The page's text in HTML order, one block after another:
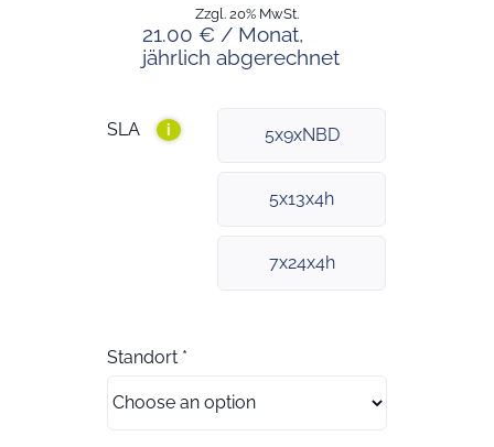
21.00 € / Monat,
jährlich abgerechnet
Zzgl. 20% MwSt.
SLA i 5x9xNBD
5x13x4h
7x24x4h
Standort *